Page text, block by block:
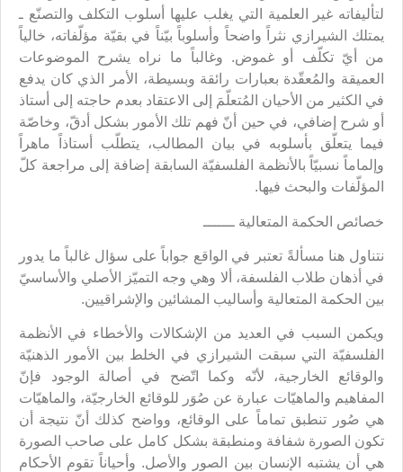
لتأليفاته غير العلمية التي يغلب عليها أسلوب التكلف والتصنّع ـ
يمتلك الشيرازي نثراً واضحاً وأسلوباً بيّناً في بقيّة مؤلّفاته، خالياً
من أيّ تكلّف أو غموض. وغالباً ما نراه يشرح الموضوعات
العميقة والمُعقّدة بعبارات رائقة وبسيطة، الأمر الذي كان يدفع
في الكثير من الأحيان المُتعلّمَ إلى الاعتقاد بعدم حاجته إلى أستاذ
أو شرح إضافي، في حين أنّ فهم تلك الأمور بشكل أدقّ، وخاصّة
فيما يتعلّق بأسلوبه في بيان المطالب، يتطلّب أستاذاً ماهراً
وإلماماً نسبيّاً بالأنظمة الفلسفيّة السابقة إضافة إلى مراجعة كلّ
المؤلّفات والبحث فيها.
خصائص الحكمة المتعالية ـــــــ
نتناول هنا مسألةً تعتبر في الواقع جواباً على سؤال غالباً ما يدور
في أذهان طلاب الفلسفة، ألا وهي وجه التميّز الأصلي والأساسيّ
بين الحكمة المتعالية وأساليب المشائين والإشراقيين.
ويكمن السبب في العديد من الإشكالات والأخطاء في الأنظمة
الفلسفيّة التي سبقت الشيرازي في الخلط بين الأمور الذهنيّة
والوقائع الخارجية، لأنّه وكما اتّضح في أصالة الوجود فإنّ
المفاهيم والماهيّات عبارة عن صُوَر للوقائع الخارجيّة، والماهيّات
هي صُور تنطبق تماماً على الوقائع، وواضح كذلك أنّ نتيجة أن
تكون الصورة شفافة ومنطبقة بشكل كامل على صاحب الصورة
هي أن يشتبه الإنسان بين الصور والأصل. وأحياناً تقوم الأحكام